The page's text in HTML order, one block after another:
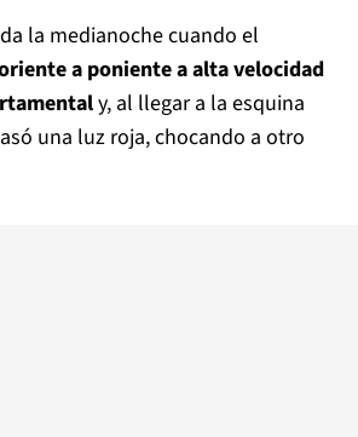
la medianoche cuando el
a poniente a alta velocidad
y, al llegar a la esquina
una luz roja, chocando a otro